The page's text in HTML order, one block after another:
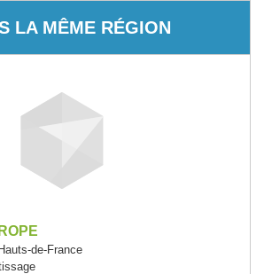
LA MÊME RÉGION
de-France